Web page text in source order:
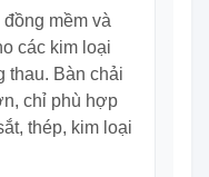
mềm và
các kim loại
thau. Bàn chải
chỉ phù hợp
thép, kim loại